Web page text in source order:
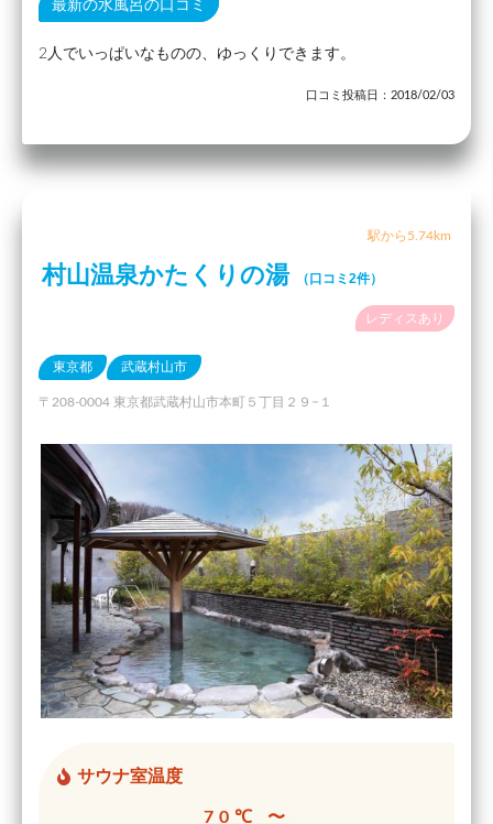
最新の水風呂の口コミ
2人でいっぱいなものの、ゆっくりできます。
口コミ投稿日：2018/02/03
駅から5.74km
村山温泉かたくりの湯 （口コミ2件）
レディスあり
東京都 武蔵村山市
〒208-0004 東京都武蔵村山市本町５丁目２９−１
サウナ室温度
70℃ 〜